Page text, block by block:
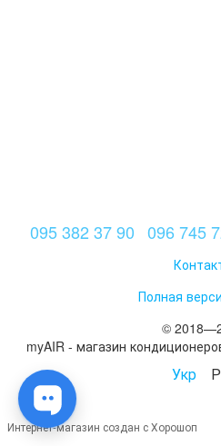
095 382 37 90 096 745
Полная
©
myAIR - магазин
Укр
Интернет-магазин создан с Хорошоп